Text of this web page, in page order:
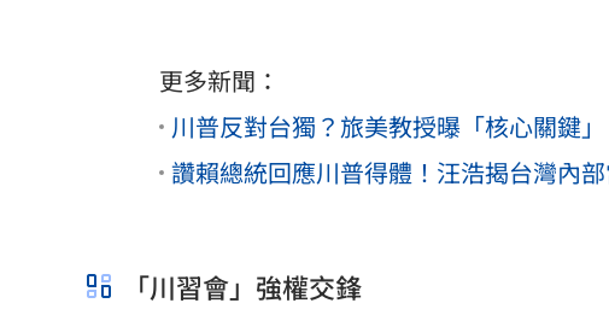
更多新聞：
川普反對台獨？旅美教授曝「核心關鍵
讚賴總統回應川普得體！汪浩揭台灣內部
「川習會」強權交鋒